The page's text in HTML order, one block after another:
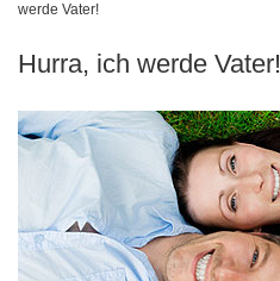
werde Vater!
Hurra, ich werde Vater!